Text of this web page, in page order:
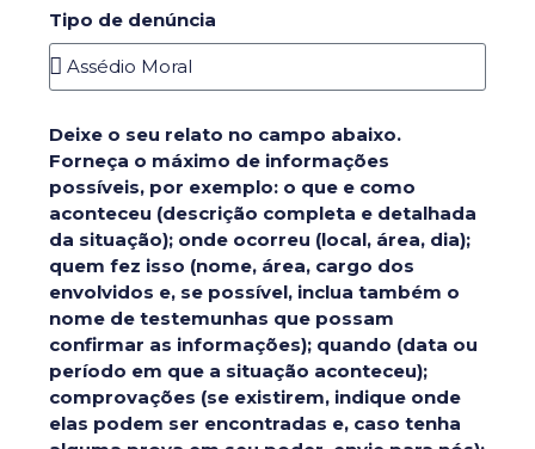
Tipo de denúncia
Deixe o seu relato no campo abaixo.
Forneça o máximo de informações
possíveis, por exemplo: o que e como
aconteceu (descrição completa e detalhada
da situação); onde ocorreu (local, área, dia);
quem fez isso (nome, área, cargo dos
envolvidos e, se possível, inclua também o
nome de testemunhas que possam
confirmar as informações); quando (data ou
período em que a situação aconteceu);
comprovações (se existirem, indique onde
elas podem ser encontradas e, caso tenha